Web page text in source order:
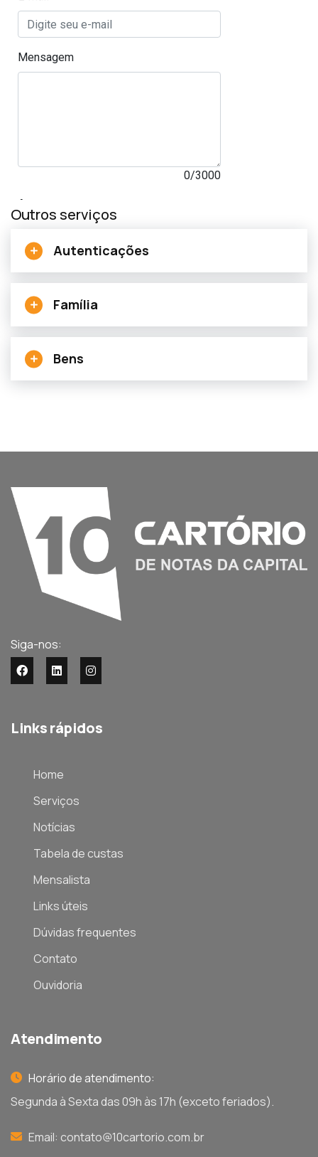
Outros serviços
Autenticações
Família
Bens
Siga-nos:
Links rápidos
Home
Serviços
Notícias
Tabela de custas
Mensalista
Links úteis
Dúvidas frequentes
Contato
Ouvidoria
Atendimento
Horário de atendimento:
Segunda à Sexta das 09h às 17h (exceto feriados).
Email: contato@10cartorio.com.br